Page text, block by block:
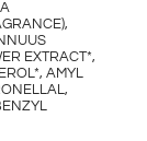
EXTRACT*,
AMYL